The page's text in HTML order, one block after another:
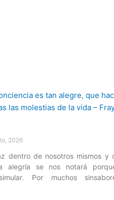
2026
dentro de nosotros mismos y
alegría se nos notará
Por muchos